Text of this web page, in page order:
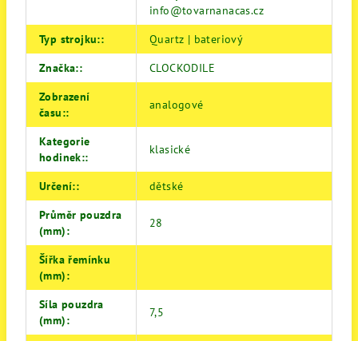
info@tovarnanacas.cz
Typ strojku::
Quartz | bateriový
Značka::
CLOCKODILE
Zobrazení
času::
analogové
Kategorie
hodinek::
klasické
Určení::
dětské
Průměr pouzdra
(mm):
28
Šířka řemínku
(mm):
Síla pouzdra
(mm):
7,5